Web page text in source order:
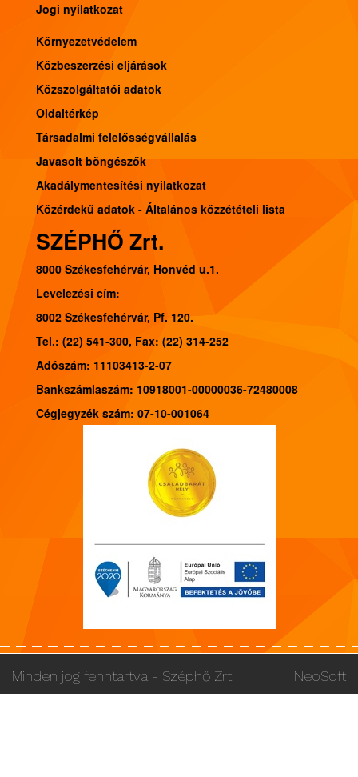
Jogi nyilatkozat
Környezetvédelem
Közbeszerzési eljárások
Közszolgáltatói adatok
Oldaltérkép
Társadalmi felelősségvállalás
Javasolt böngészők
Akadálymentesítési nyilatkozat
Közérdekű adatok - Általános közzétételi lista
SZÉPHŐ Zrt.
8000 Székesfehérvár, Honvéd u.1.
Levelezési cím:
8002 Székesfehérvár, Pf. 120.
Tel.: (22) 541-300, Fax: (22) 314-252
Adószám: 11103413-2-07
Bankszámlaszám: 10918001-00000036-72480008
Cégjegyzék szám: 07-10-001064
Minden jog fenntartva - Széphő Zrt. NeoSoft